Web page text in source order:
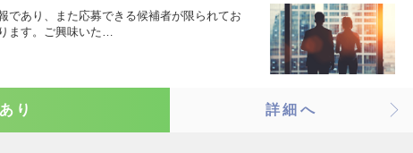
であり、また応募できる候補者が限られてお
ます。ご興味いた…
り 詳細へ